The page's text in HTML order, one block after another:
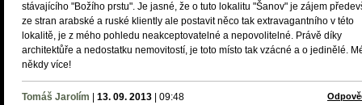
stávajícího "Božího prstu". Je jasné, že o tuto lokalitu "Šanov" je zájem
ze stran arabské a ruské kliently ale postavit něco tak extravagantního v této
lokalitě, je z mého pohledu neakceptovatelné a nepovolitelné. Právě díky
architektůře a nedostatku nemovitostí, je toto místo tak vzácné a o jedinělé.
někdy více!
Tomáš Jarolím 13. 09. 2013 09:48